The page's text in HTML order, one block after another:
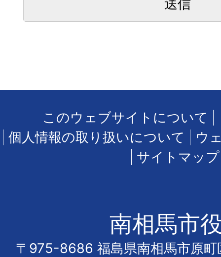
このウェブサイトについて
個人情報の取り扱いについて
ウ
サイトマップ
南相馬市
〒975-8686 福島県南相馬市原町